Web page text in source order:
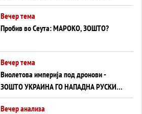
ВНУЦИ ДА ГИ ЗАМЕНАТ
Вечер тема
Пробив во Сеута: МАРОКО, ЗОШТО?
Вечер тема
Виолетова империја под дронови -
ЗОШТО УКРАИНА ГО НАПАДНА РУСКИОТ
WILDBERRIES
Вечер анализа